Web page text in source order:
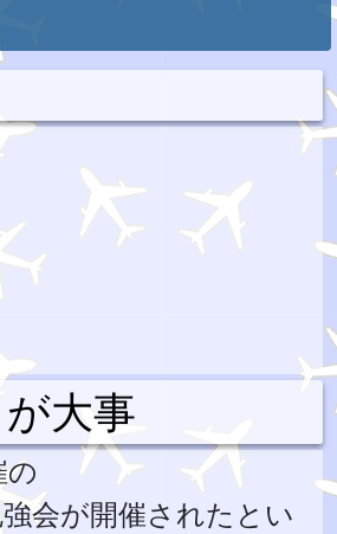
大事
会が開催されたとい